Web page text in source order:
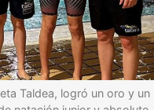
Taldea, logró un oro y un